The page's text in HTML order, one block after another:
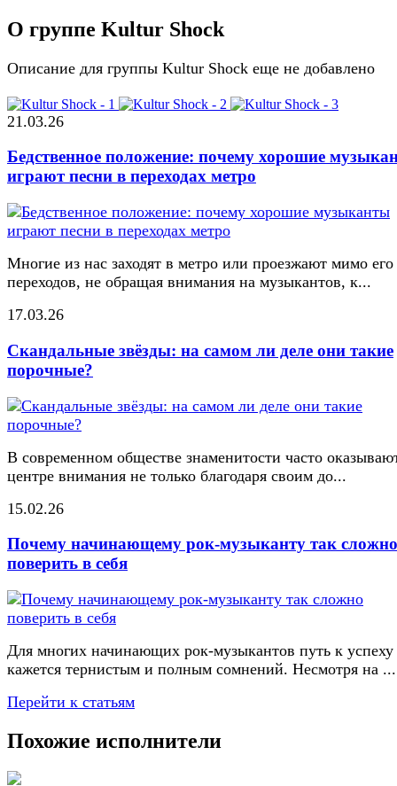
О группе Kultur Shock
Описание для группы Kultur Shock еще не добавлено
21.03.26
Бедственное положение: почему хорошие
играют песни в переходах метро
Многие из нас заходят в метро или проезжают мимо его
переходов, не обращая внимания на музыкантов, к...
17.03.26
Скандальные звёзды: на самом ли деле они такие
порочные?
В современном обществе знаменитости часто
центре внимания не только благодаря своим до...
15.02.26
Почему начинающему рок-музыканту так сложно
поверить в себя
Для многих начинающих рок-музыкантов путь к успеху
кажется тернистым и полным сомнений. Несмотря на ...
Перейти к статьям
Похожие исполнители